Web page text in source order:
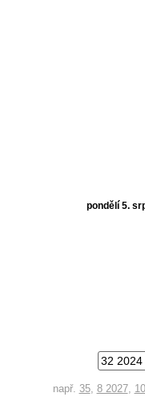
pondělí 5.
např. 35, 8 2027,